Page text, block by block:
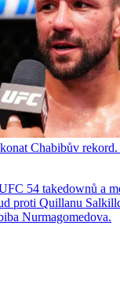
Chabibův
54 takedownů a
proti Quillanu
Nurmagomedova.